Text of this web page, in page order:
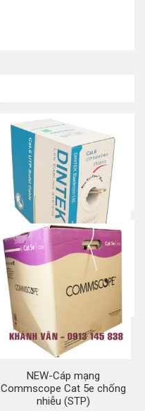
Cáp mạng Dintek Cat 6
Mua ngay
NEW-Cáp mạng
Commscope Cat 5e chống
nhiễu (STP)